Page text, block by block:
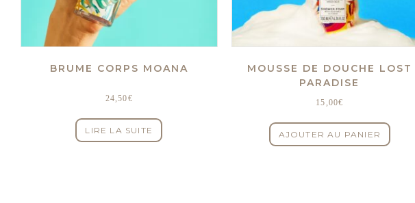
BRUME CORPS MOANA
24,50€
LIRE LA SUITE
MOUSSE DE DOUCHE LOST
PARADISE
15,00€
AJOUTER AU PANIER